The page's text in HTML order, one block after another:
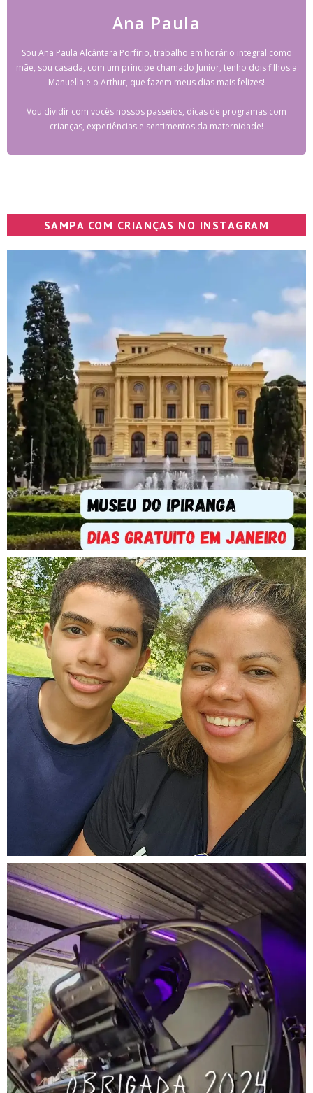
Ana Paula
Sou Ana Paula Alcântara Porfírio, trabalho em horário integral como
mãe, sou casada, com um príncipe chamado Júnior, tenho dois filhos a
Manuella e o Arthur, que fazem meus dias mais felizes!
Vou dividir com vocês nossos passeios, dicas de programas com
crianças, experiências e sentimentos da maternidade!
SAMPA COM CRIANÇAS NO INSTAGRAM